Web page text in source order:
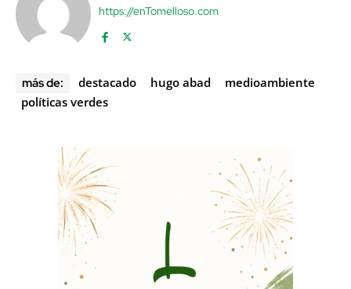
https://enTomelloso.com
más de: destacado hugo abad
medioambiente
políticas verdes